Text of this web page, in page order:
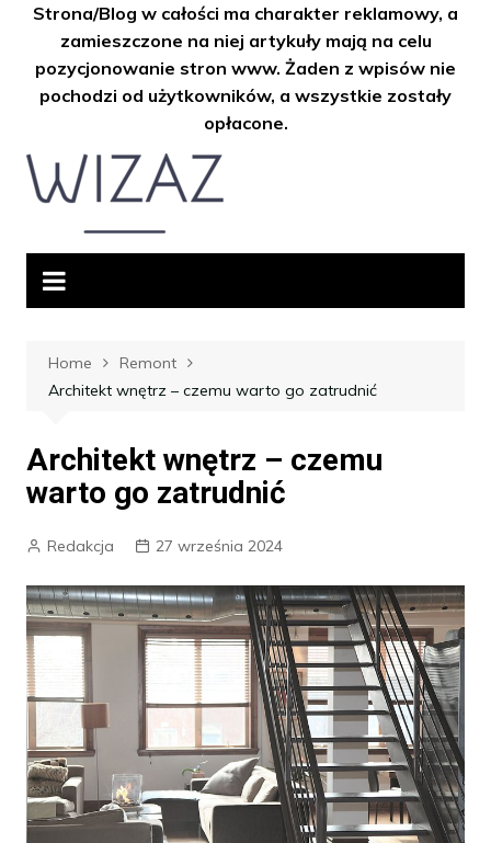
Strona/Blog w całości ma charakter reklamowy, a
zamieszczone na niej artykuły mają na celu
pozycjonowanie stron www. Żaden z wpisów nie
pochodzi od użytkowników, a wszystkie zostały
opłacone.
Skip
content
Home
Remont
Architekt wnętrz – czemu warto go zatrudnić
Architekt wnętrz – czemu
warto go zatrudnić
Redakcja 27 września 2024